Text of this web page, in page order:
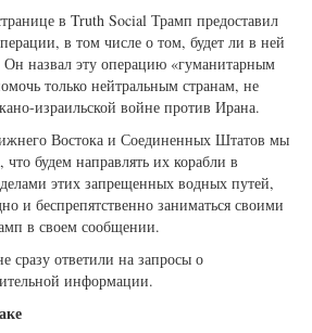
в Truth Social Трамп предоставил
в том числе о том, будет ли в ней
назвал эту операцию «гуманитарным
только нейтральным странам, не
израильской войне против Ирана.
Востока и Соединенных Штатов мы
будем направлять их корабли в
этих запрещенных водных путей,
и беспрепятственно заниматься своими
в своем сообщении.
сразу ответили на запросы о
информации.